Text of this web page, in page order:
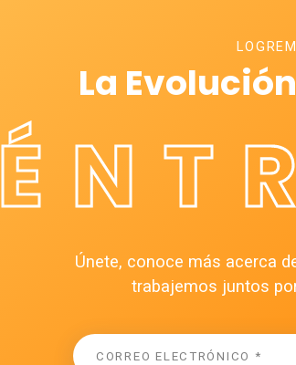
La
Únete, conoce más acerca
trabajemos juntos